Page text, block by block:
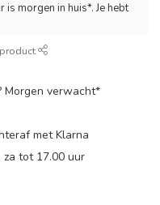
morgen in huis*. Je hebt
Morgen verwacht*
met Klarna
tot 17.00 uur